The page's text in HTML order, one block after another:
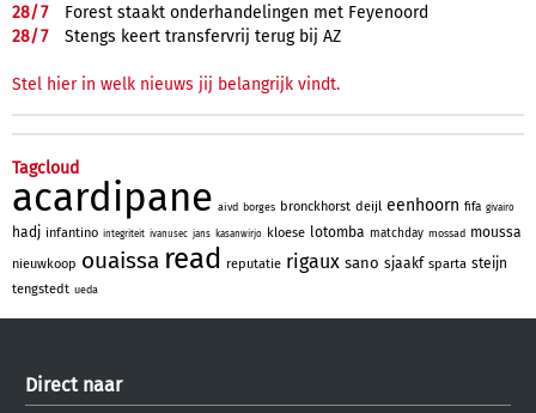
28/7
Forest staakt onderhandelingen met Feyenoord
28/7 Stengs keert transfervrij terug bij AZ
Stel hier in welk nieuws jij belangrijk vindt.
Tagcloud
acardipane aivd borges bronckhorst deijl eenhoorn fifa givairo
hadj infantino integriteit ivanusec jans kasanwirjo kloese lotomba matchday mossad moussa
nieuwkoop ouaissa read reputatie rigaux sano sjaakf sparta steijn
tengstedt ueda
Direct naar